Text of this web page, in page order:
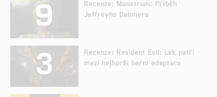
9
Recenze: Monstrum: Příběh
Jeffreyho Dahmera
3
Recenze: Resident Evil: Lék patří
mezi nejhorší herní adaptace